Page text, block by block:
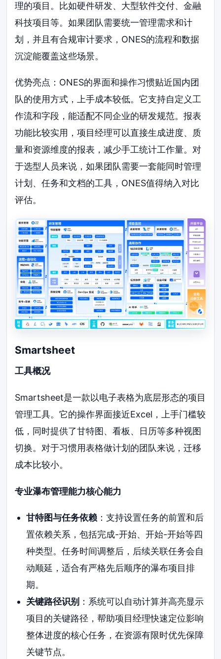
理的项目。比如硬件研发、大型软件交付、金融
科技项目等。如果团队需要统一管理需求和计
划，并且有合规审计要求，ONES的流程和数据
沉淀能覆盖这些场景。
优势亮点：ONES的界面和操作习惯贴近国内团
队的使用方式，上手成本较低。它支持自定义工
作流和字段，能适配不同企业的研发规范。报表
功能比较实用，项目经理可以直接生成进度、质
量和资源维度的报表，减少手工统计工作量。对
于选型人员来说，如果团队需要一套能同时管理
计划、任务和文档的工具，ONES值得纳入对比
评估。
Smartsheet
工具概况
Smartsheet是一款以电子表格为底层形态的项目
管理工具。它的操作界面接近Excel，上手门槛较
低，同时提供了甘特图、看板、日历等多种视图
切换。对于习惯用表格做计划的团队来说，迁移
成本比较小。
专业瀑布管理能力核心能力
甘特图与任务依赖：支持设置任务的前置和后
置依赖关系，包括完成-开始、开始-开始等四
种类型。任务时间调整后，后续关联任务会自
动顺延，适合有严格先后顺序的瀑布项目排
期。
关键路径识别 ：系统可以自动计算并高亮显示
项目的关键路径，帮助项目经理快速定位影响
整体进度的核心任务，在资源有限时优先保障
关键节点。